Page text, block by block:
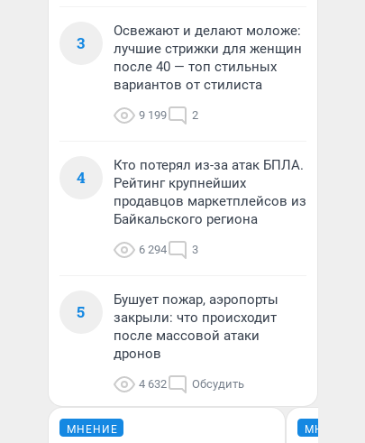
3
Освежают и делают моложе:
лучшие стрижки для женщин
после 40 — топ стильных
вариантов от стилиста
9 199 2
4
Кто потерял из-за атак БПЛА.
Рейтинг крупнейших
продавцов маркетплейсов из
Байкальского региона
6 294 3
5
Бушует пожар, аэропорты
закрыли: что происходит
после массовой атаки
дронов
4 632 Обсудить
МНЕНИЕ МНЕНИЕ